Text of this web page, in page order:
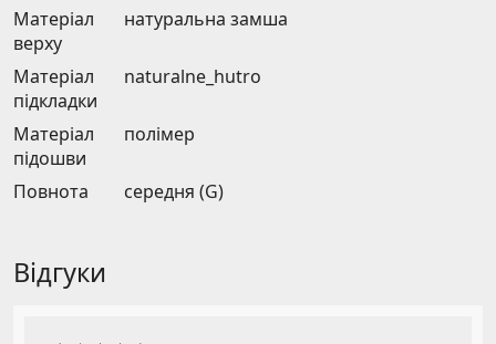
Матеріал
верху
натуральна замша
Матеріал
підкладки
naturalnе_hutro
Матеріал
підошви
полімер
Повнота середня (G)
Відгуки